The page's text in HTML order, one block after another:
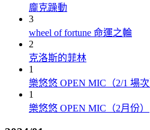
龐克躁動
3
wheel of fortune 命運之輪
2
克洛斯的菲林
1
樂悠悠 OPEN MIC（2/1 場次
1
樂悠悠 OPEN MIC（2月份）